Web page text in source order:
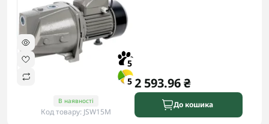
5
5
В наявності
Код товару: JSW15M
2 593.96 ₴
До кошика